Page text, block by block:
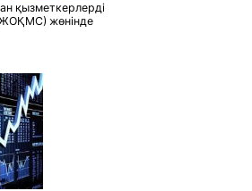
қызметкерлерді
жөнінде